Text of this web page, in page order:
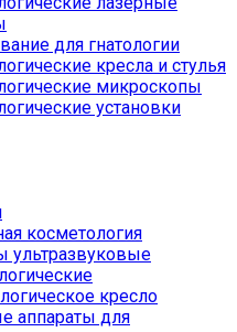
для гнатологии
кресла и стулья
микроскопы
установки
косметология
ультразвуковые
кресло
аппараты для